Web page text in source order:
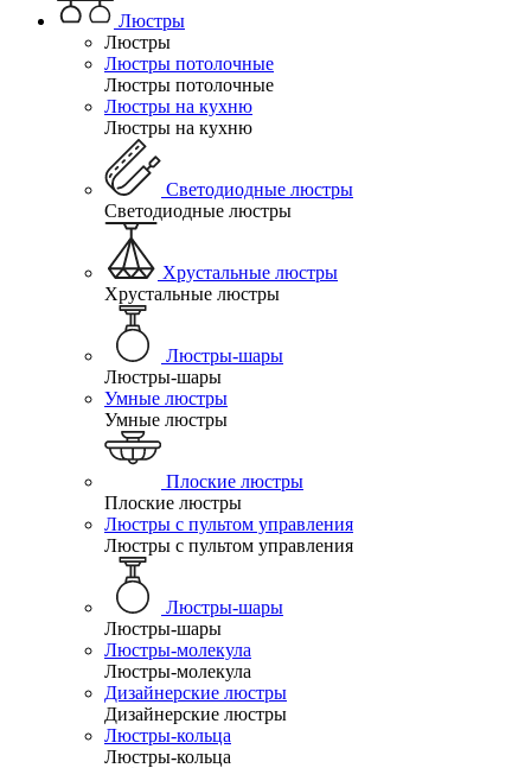
Люстры
Люстры
Люстры потолочные
Люстры потолочные
Люстры на кухню
Люстры на кухню
Светодиодные люстры
Светодиодные люстры
Хрустальные люстры
Хрустальные люстры
Люстры-шары
Люстры-шары
Умные люстры
Умные люстры
Плоские люстры
Плоские люстры
Люстры с пультом управления
Люстры с пультом управления
Люстры-шары
Люстры-шары
Люстры-молекула
Люстры-молекула
Дизайнерские люстры
Дизайнерские люстры
Люстры-кольца
Люстры-кольца